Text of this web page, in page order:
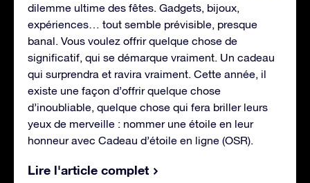
dilemme ultime des fêtes. Gadgets, bijoux,
expériences… tout semble prévisible, presque
banal. Vous voulez offrir quelque chose de
significatif, qui se démarque vraiment. Un cadeau
qui surprendra et ravira vraiment. Cette année, il
existe une façon d’offrir quelque chose
d’inoubliable, quelque chose qui fera briller leurs
yeux de merveille : nommer une étoile en leur
honneur avec Cadeau d’étoile en ligne (OSR).
Lire l'article complet